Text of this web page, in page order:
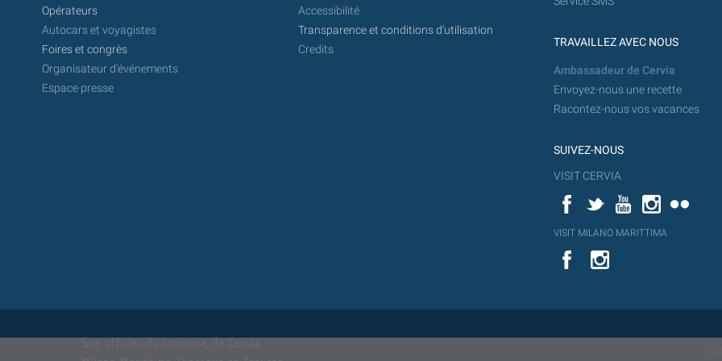
Opérateurs
Autocars et voyagistes
Foires et congrès
Organisateur d'événements
Espace presse
Accessibilité
Transparence et conditions d'utilisation
Credits
TRAVAILLEZ AVEC NOUS
Ambassadeur de Cervia
Envoyez-nous une recette
Racontez-nous vos vacances
SUIVEZ-NOUS
VISIT CERVIA
FacebookTwitterYouTubeInstagram
YouT
VISIT MILANO MARITTIMA
Flick
VISIT
MILANO
YouTube